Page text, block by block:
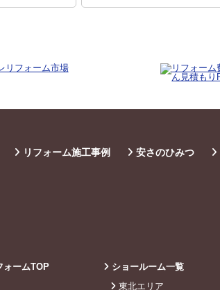
リフォーム施工事例 安さのひみつ
ームTOP
ショールーム一覧
東北エリア